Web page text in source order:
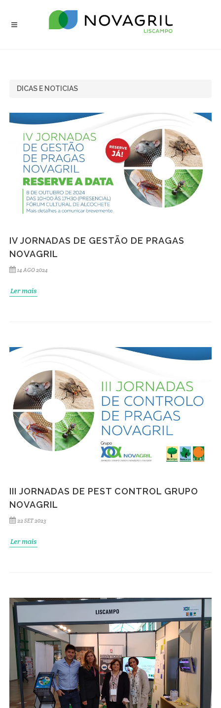
DICAS E NOTICIAS
IV JORNADAS DE GESTÃO DE PRAGAS
NOVAGRIL
14 AGO 2024
Ler mais
III JORNADAS DE PEST CONTROL GRUPO
NOVAGRIL
22 SET 2023
Ler mais